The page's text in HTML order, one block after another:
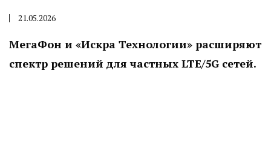
21.05.2026
МегаФон и «Искра Технологии» расширяют
спектр решений для частных LTE/5G сетей.